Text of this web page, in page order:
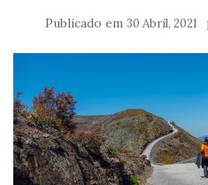
Publicado em 30 Abril, 2021